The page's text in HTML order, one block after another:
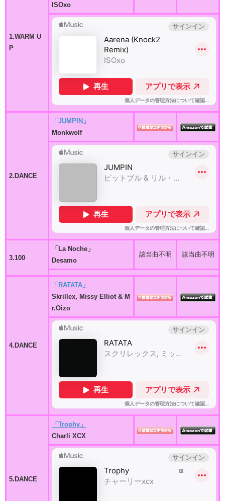
1.WARM U
P
ISOxo
2.DANCE
「JUMPIN」
Monkwolf
3.100
「La Noche」
Desamo
該当曲不明 該当曲不明
4.DANCE
「RATATA」
Skrillex, Missy Elliot & M
r.Oizo
5.DANCE
「Trophy」
Charli XCX